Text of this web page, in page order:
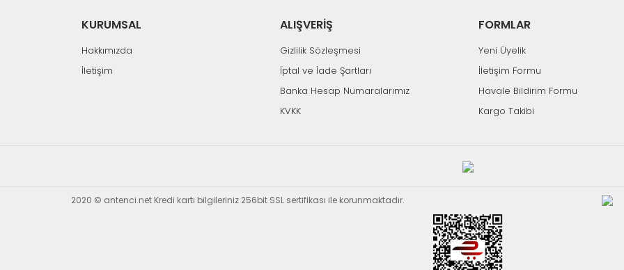
KURUMSAL
Hakkımızda
İletişim
ALIŞVERİŞ
Gizlilik Sözleşmesi
İptal ve İade Şartları
Banka Hesap Numaralarımız
KVKK
FORMLAR
Yeni Üyelik
İletişim Formu
Havale Bildirim Formu
Kargo Takibi
2020 © antenci.net Kredi kartı bilgileriniz 256bit SSL sertifikası ile korunmaktadır.